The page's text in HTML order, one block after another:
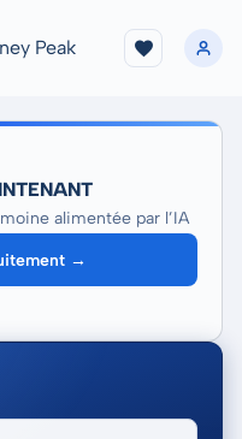
Peak
alimentée par l’IA
→